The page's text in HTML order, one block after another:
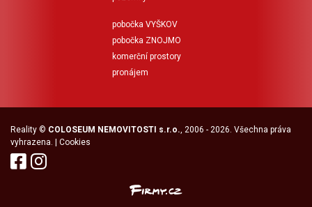
pobočka VYŠKOV
pobočka ZNOJMO
komerční prostory
pronájem
Reality © COLOSEUM NEMOVITOSTI s.r.o. , 2006 - 2026. Všechna práva
vyhrazena. | Cookies